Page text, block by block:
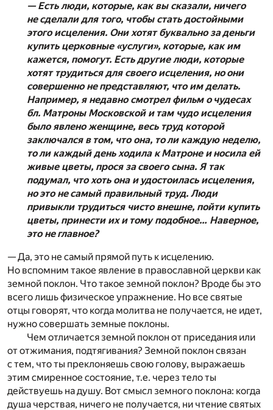
— Есть люди, которые, как вы сказали, ничего
не сделали для того, чтобы стать достойными
этого исцеления. Они хотят буквально за деньги
купить церковные «услуги», которые, как им
кажется, помогут. Есть другие люди, которые
хотят трудиться для своего исцеления, но они
совершенно не представляют, что им делать.
Например, я недавно смотрел фильм о чудесах
бл. Матроны Московской и там чудо исцеления
было явлено женщине, весь труд которой
заключался в том, что она, то ли каждую неделю,
то ли каждый день ходила к Матроне и носила ей
живые цветы, прося за своего сына. Я так
подумал, что хоть она и удостоилась исцеления,
но это не самый правильный труд. Люди
привыкли трудиться чисто внешне, пойти купить
цветы, принести их и тому подобное… Наверное,
это не главное?
— Да, это не самый прямой путь к исцелению.
Но вспомним такое явление в православной церкви как
земной поклон. Что такое земной поклон? Вроде бы это
всего лишь физическое упражнение. Но все святые
отцы говорят, что когда молитва не получается, не идет,
нужно совершать земные поклоны.
Чем отличается земной поклон от приседания или
от отжимания, подтягивания? Земной поклон связан
с тем, что ты преклоняешь свою голову, выражаешь
этим смиренное состояние, т.е. через тело ты
действуешь на душу. Вот смысл земного поклона: когда
душа черствая, ничего не получается, ни чтение святых